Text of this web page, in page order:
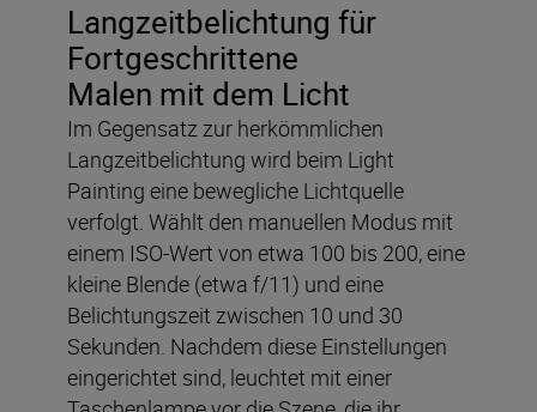
Langzeitbelichtung für
Fortgeschrittene
Malen mit dem Licht
Im Gegensatz zur herkömmlichen
Langzeitbelichtung wird beim Light
Painting eine bewegliche Lichtquelle
verfolgt. Wählt den manuellen Modus mit
einem ISO-Wert von etwa 100 bis 200, eine
kleine Blende (etwa f/11) und eine
Belichtungszeit zwischen 10 und 30
Sekunden. Nachdem diese Einstellungen
eingerichtet sind, leuchtet mit einer